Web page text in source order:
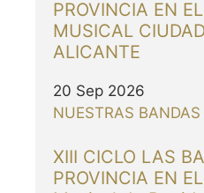
PROVINCIA EN
MUSICAL
ALICANTE
20 Sep 2026
NUESTRAS
XIII CICLO LAS
PROVINCIA EN